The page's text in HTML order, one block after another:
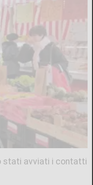
stati avviati i contatti